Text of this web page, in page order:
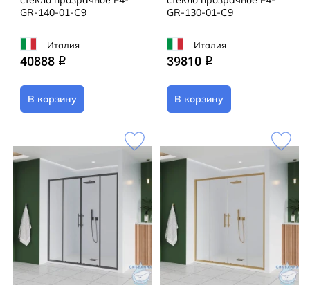
GR-140-01-C9
Италия
40888 q
В корзину
GR-130-01-C9
Италия
39810 q
В корзину